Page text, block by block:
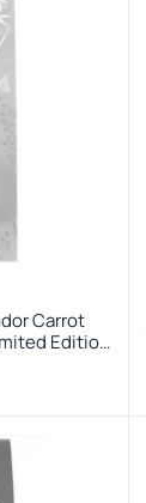
Carrot
Edition